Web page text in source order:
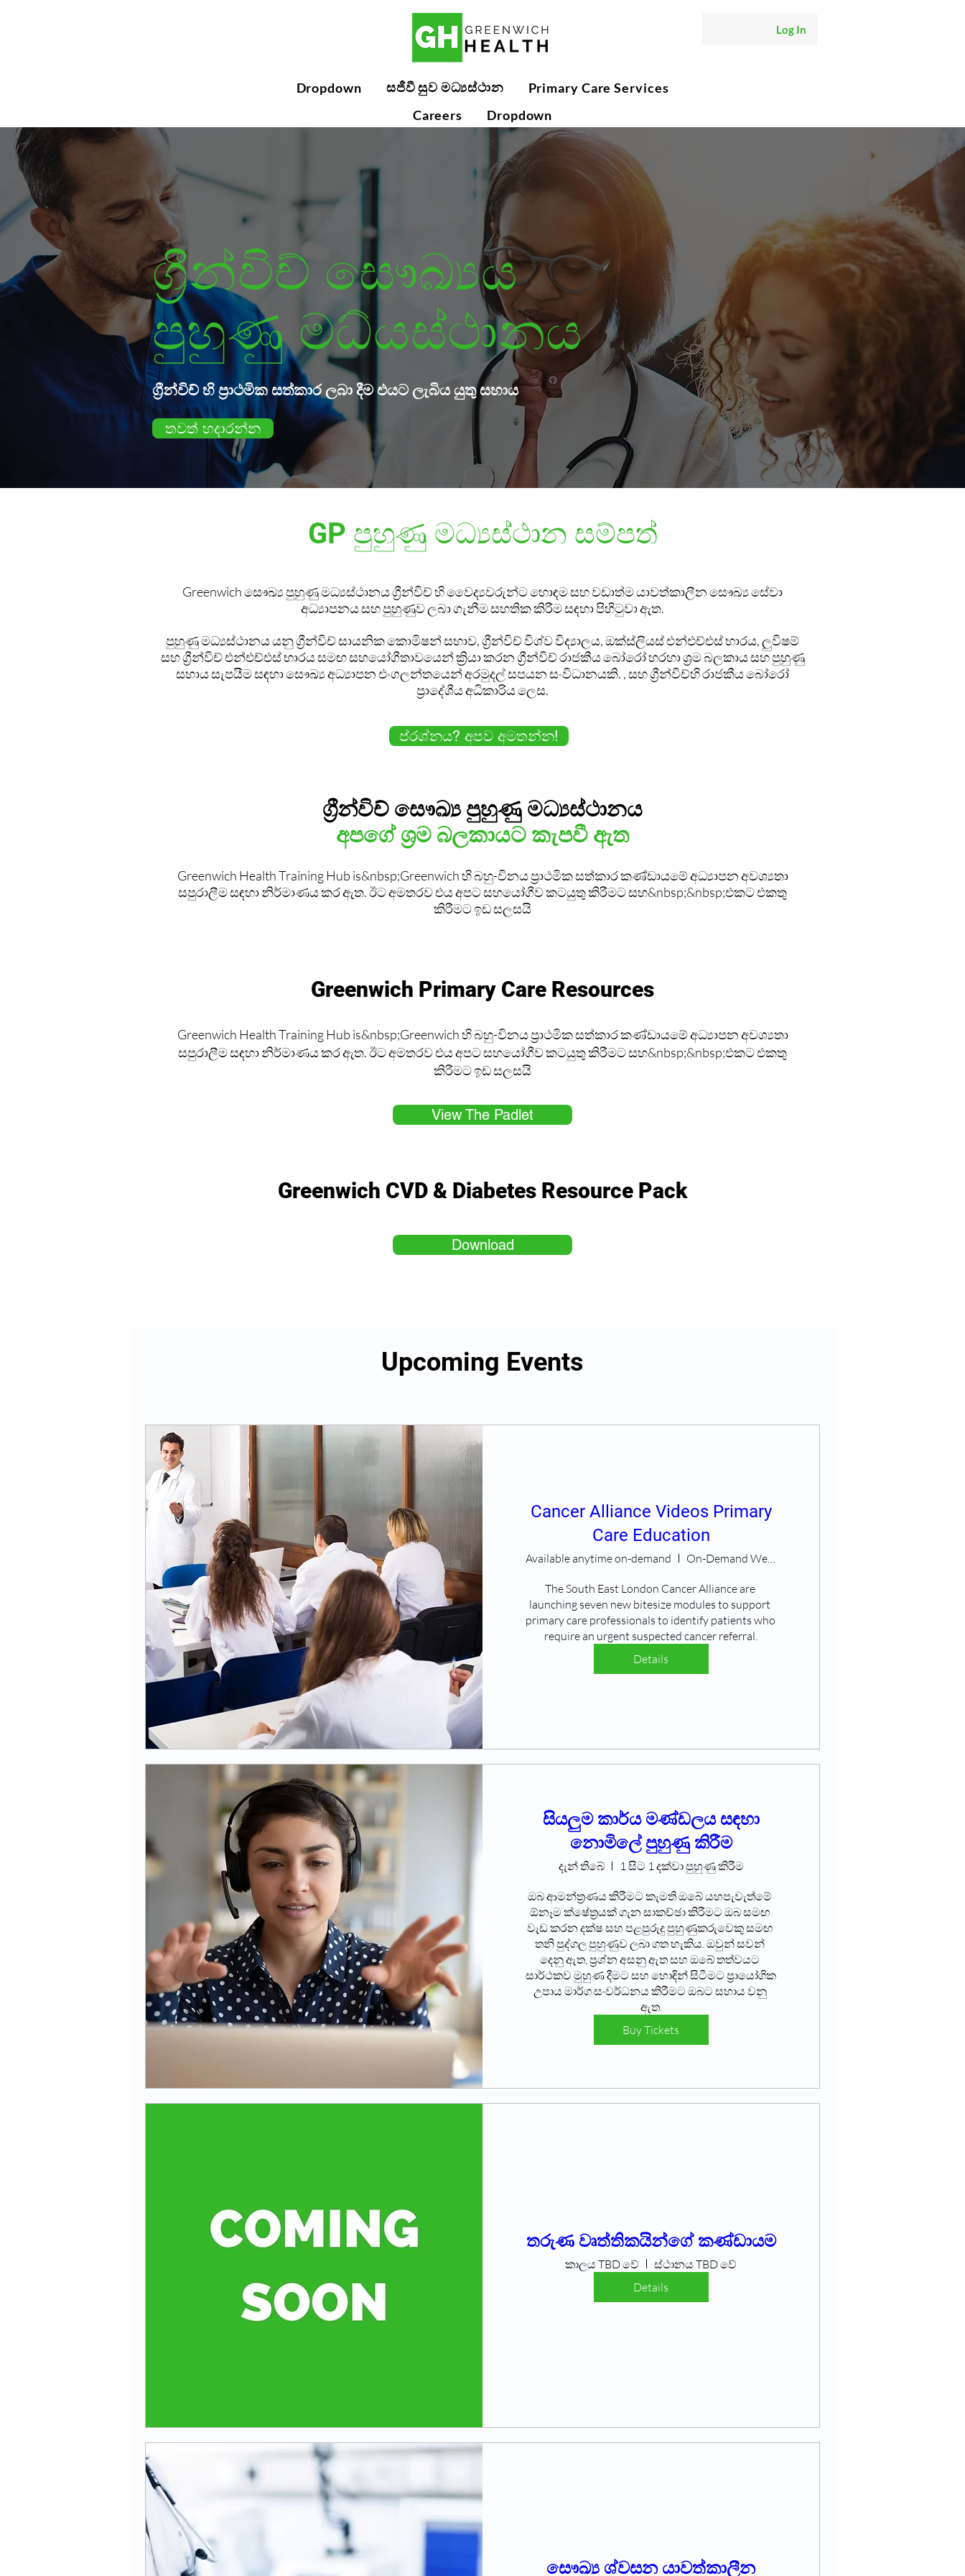
Log In
Dropdown සජීවී සුව මධ්‍යස්ථාන
Primary Care Services
Careers
Dropdown
ග්‍රීන්විච් සෞඛ්‍යය
පුහුණු මධ්යස්ථානය
ග්‍රීන්විච් හි ප්‍රාථමික සත්කාර ලබා දීම එයට ලැබිය යුතු සහාය
තවත් හදාරන්න
GP පුහුණු මධ්‍යස්ථාන සම්පත්
Greenwich සෞඛ්‍ය පුහුණු මධ්‍යස්ථානය ග්‍රීන්විච් හි වෛද්‍යවරුන්ට හොඳම සහ වඩාත්ම යාවත්කාලීන සෞඛ්‍ය සේවා
අධ්‍යාපනය සහ පුහුණුව ලබා ගැනීම සහතික කිරීම සඳහා පිහිටුවා ඇත.
පුහුණු මධ්‍යස්ථානය යනු ග්‍රීන්විච් සායනික කොමිෂන් සභාව, ග්‍රීන්විච් විශ්ව විද්‍යාලය, ඔක්ස්ලියස් එන්එච්එස් භාරය, ලුවිෂම්
සහ ග්‍රීන්විච් එන්එච්එස් භාරය සමඟ සහයෝගීතාවයෙන් ක්‍රියා කරන ග්‍රීන්විච් රාජකීය බෝරෝ හරහා ශ්‍රම බලකාය සහ පුහුණු
සහාය සැපයීම සඳහා සෞඛ්‍ය අධ්‍යාපන එංගලන්තයෙන් අරමුදල් සපයන සංවිධානයකි. , සහ ග්‍රීන්විච්හි රාජකීය බෝරෝ
ප්‍රාදේශීය අධිකාරිය ලෙස.
ප්රශ්නය? අපව අමතන්න!
ග්‍රීන්විච් සෞඛ්‍ය පුහුණු මධ්‍යස්ථානය
අපගේ ශ්‍රම බලකායට කැපවී ඇත
Greenwich Health Training Hub is&nbsp;Greenwich හි බහු-විනය ප්‍රාථමික සත්කාර කණ්ඩායමේ අධ්‍යාපන අවශ්‍යතා
සපුරාලීම සඳහා නිර්මාණය කර ඇත. ඊට අමතරව එය අපට සහයෝගීව කටයුතු කිරීමට සහ&nbsp;&nbsp;එකට එකතු
කිරීමට ඉඩ සලසයි
Greenwich Primary Care Resources
Greenwich Health Training Hub is&nbsp;Greenwich හි බහු-විනය ප්‍රාථමික සත්කාර කණ්ඩායමේ අධ්‍යාපන අවශ්‍යතා
සපුරාලීම සඳහා නිර්මාණය කර ඇත. ඊට අමතරව එය අපට සහයෝගීව කටයුතු කිරීමට සහ&nbsp;&nbsp;එකට එකතු
කිරීමට ඉඩ සලසයි
View The Padlet
Greenwich CVD & Diabetes Resource Pack
Download
Upcoming Events
Cancer Alliance Videos Primary
Care Education
Available anytime on-demand On-Demand Webinars
The South East London Cancer Alliance are
launching seven new bitesize modules to support
primary care professionals to identify patients who
require an urgent suspected cancer referral.
Details
සියලුම කාර්ය මණ්ඩලය සඳහා
නොමිලේ පුහුණු කිරීම
දැන් තිබේ 1 සිට 1 දක්වා පුහුණු කිරීම
ඔබ ආමන්ත්‍රණය කිරීමට කැමති ඔබේ යහපැවැත්මේ
ඕනෑම ක්ෂේත්‍රයක් ගැන සාකච්ඡා කිරීමට ඔබ සමඟ
වැඩ කරන දක්ෂ සහ පළපුරුදු පුහුණුකරුවෙකු සමඟ
තනි පුද්ගල පුහුණුව ලබා ගත හැකිය. ඔවුන් සවන්
දෙනු ඇත, ප්‍රශ්න අසනු ඇත සහ ඔබේ තත්වයට
සාර්ථකව මුහුණ දීමට සහ හොඳින් සිටීමට ප්‍රායෝගික
උපාය මාර්ග සංවර්ධනය කිරීමට ඔබට සහාය වනු
ඇත.
Buy Tickets
තරුණ වෘත්තිකයින්ගේ කණ්ඩායම
කාලය TBD වේ
ස්ථානය TBD වේ
Details
සෞඛ්‍ය ශ්වසන යාවත්කාලීන